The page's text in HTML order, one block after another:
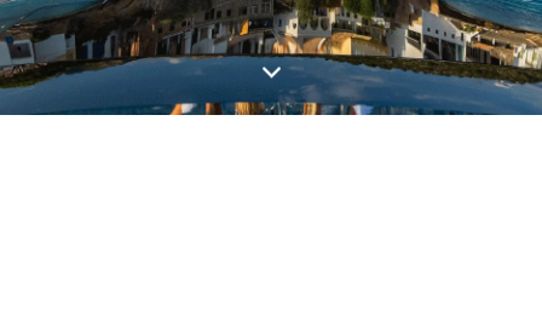
VALORE SU EMBARCACIÓN